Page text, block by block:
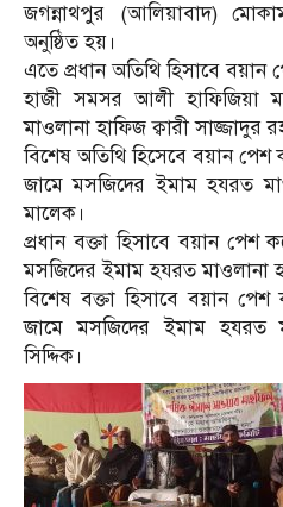
জগন্নাথপুর (আলিয়াবাদ)
অনুষ্ঠিত হয়।
এতে প্রধান অতিথি হিসাবে বয়ান
হাজী সমসর আলী হাফিজিয়া
মাওলানা হাফিজ ক্বারী সাজ্জাদুর
বিশেষ অতিথি হিসেবে বয়ান পেশ
জামে মসজিদের ইমাম হযরত
মালেক।
প্রধান বক্তা হিসাবে বয়ান পেশ
মসজিদের ইমাম হযরত মাওলানা
বিশেষ বক্তা হিসাবে বয়ান
জামে মসজিদের ইমাম
সিদ্দিক।